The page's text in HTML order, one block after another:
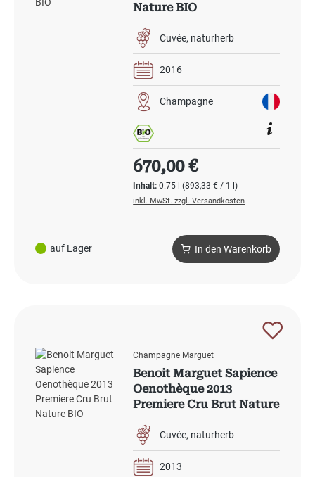
auf Lager
Nature BIO
Cuvée naturherb
2016
Champagne
Inhalt:0.75 l(893,33 € / 1 l)
Regulärer Preis:
670,00 €
inkl. MwSt. zzgl. Versandkosten
In den Warenkorb
Champagne Marguet
Benoit Marguet Sapience
Oenothèque 2013
Premiere Cru Brut Nature
Cuvée naturherb
2013